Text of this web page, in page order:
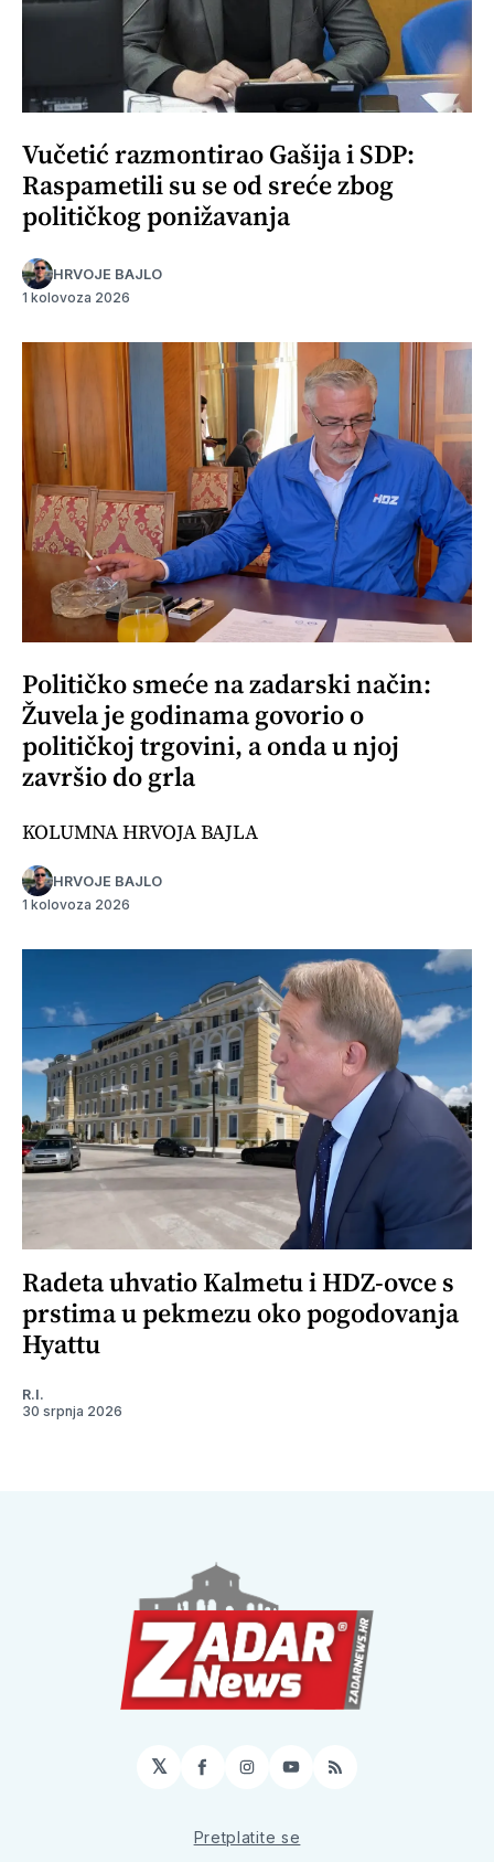
Vučetić razmontirao Gašija i SDP:
Raspametili su se od sreće zbog
političkog ponižavanja
HRVOJE BAJLO
1 kolovoza 2026
Političko smeće na zadarski način:
Žuvela je godinama govorio o
političkoj trgovini, a onda u njoj
završio do grla
KOLUMNA HRVOJA BAJLA
HRVOJE BAJLO
1 kolovoza 2026
Radeta uhvatio Kalmetu i HDZ-ovce s
prstima u pekmezu oko pogodovanja
Hyattu
R.I.
30 srpnja 2026
𝕏 Facebook
Instagram
YouTube
RSS
Pretplatite se